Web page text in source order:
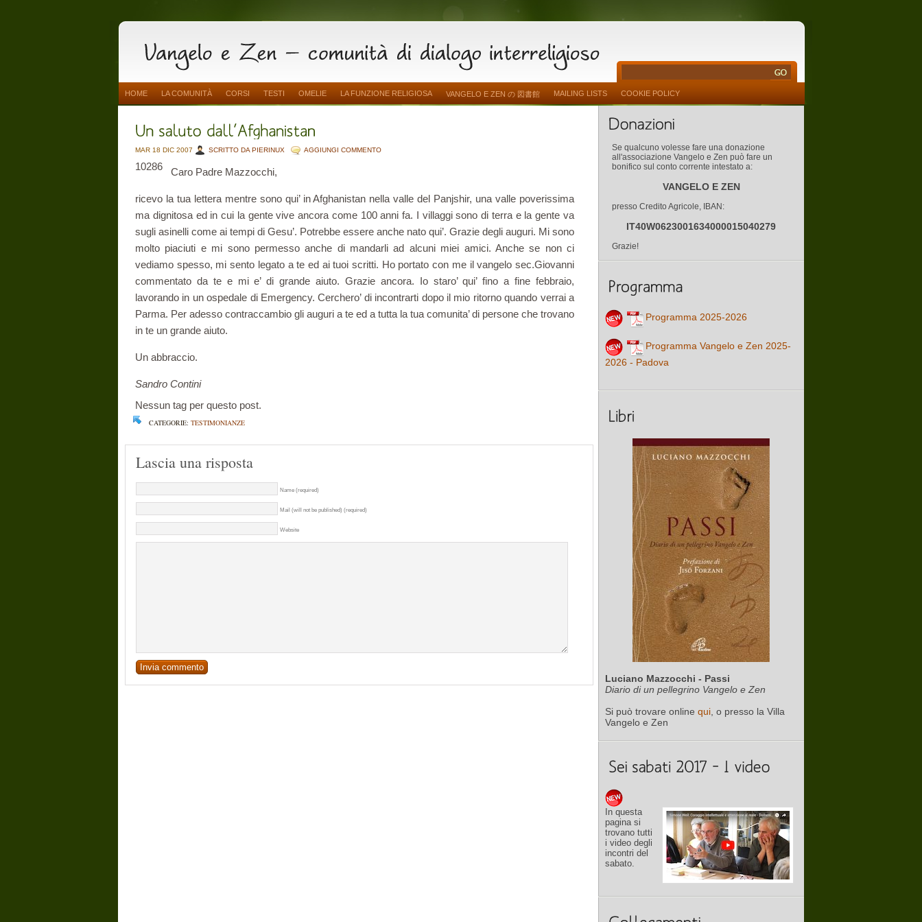
HOME LA COMUNITÀ CORSI TESTI OMELIE LA FUNZIONE RELIGIOSA VANGELO E ZEN の 図書館 MAILING LISTS COOKIE POLICY
MAR 18 DIC 2007 SCRITTO DA PIERINUX AGGIUNGI COMMENTO
10286 Caro Padre Mazzocchi,
ricevo la tua lettera mentre sono qui’ in Afghanistan nella valle del Panjshir, una valle poverissima
ma dignitosa ed in cui la gente vive ancora come 100 anni fa. I villaggi sono di terra e la gente va
sugli asinelli come ai tempi di Gesu’. Potrebbe essere anche nato qui’. Grazie degli auguri. Mi sono
molto piaciuti e mi sono permesso anche di mandarli ad alcuni miei amici. Anche se non ci
vediamo spesso, mi sento legato a te ed ai tuoi scritti. Ho portato con me il vangelo sec.Giovanni
commentato da te e mi e’ di grande aiuto. Grazie ancora. Io staro’ qui’ fino a fine febbraio,
lavorando in un ospedale di Emergency. Cerchero’ di incontrarti dopo il mio ritorno quando verrai a
Parma. Per adesso contraccambio gli auguri a te ed a tutta la tua comunita’ di persone che trovano
in te un grande aiuto.
Un abbraccio.
Sandro Contini
Nessun tag per questo post.
CATEGORIE: TESTIMONIANZE
Lascia una risposta
Name (required)
Mail (will not be published) (required)
Website
Se qualcuno volesse fare una donazione
all'associazione Vangelo e Zen può fare un
bonifico sul conto corrente intestato a:
VANGELO E ZEN
presso Credito Agricole, IBAN:
IT40W0623001634000015040279
Grazie!
Programma 2025-2026
Programma Vangelo e Zen 2025-
2026 - Padova
Luciano Mazzocchi - Passi
Diario di un pellegrino Vangelo e Zen
Si può trovare online qui , o presso la Villa
Vangelo e Zen
In questa
pagina si
trovano tutti
i video degli
incontri del
sabato.